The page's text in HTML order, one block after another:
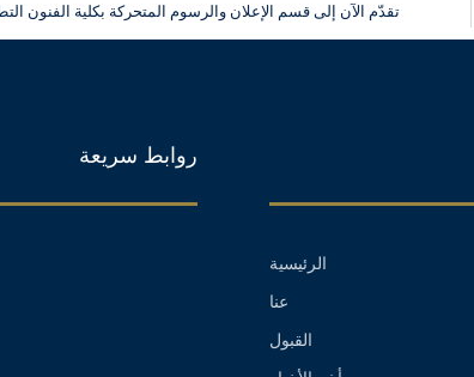
تقدّم الآن إلى قسم الإعلان والرسوم المتحركة بكلية الفنون
الرئيسية
عنا
القبول
روابط سريعة